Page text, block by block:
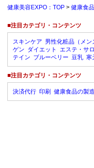
健康美容EXPO：TOP > 健康食品
■注目カテゴリ・コンテンツ
スキンケア 男性化粧品（メン
ゲン ダイエット エステ・サ
テイン ブルーベリー 豆乳 寒
■注目カテゴリ・コンテンツ
決済代行 印刷 健康食品の製